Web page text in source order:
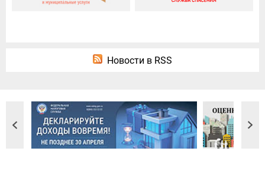
Новости в RSS